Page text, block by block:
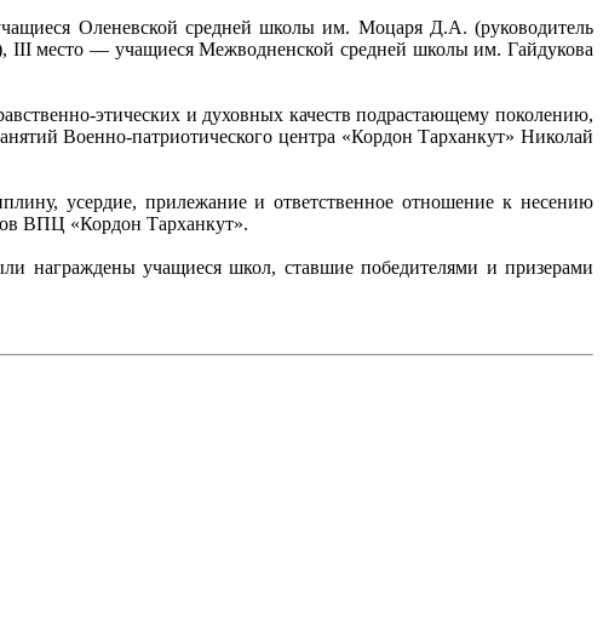
Оленевской средней школы им. Моцаря Д.А. (руководитель
место — учащиеся Межводненской средней школы им. Гайдукова
этических и духовных качеств подрастающему поколению,
Военно-патриотического центра «Кордон Тарханкут» Николай
усердие, прилежание и ответственное отношение к несению
ВПЦ «Кордон Тарханкут».
награждены учащиеся школ, ставшие победителями и призерами